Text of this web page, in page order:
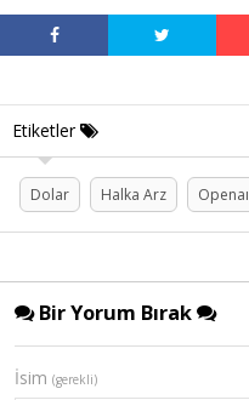
Etiketler
Dolar Halka Arz Openaı
Bir Yorum Bırak
İsim (gerekli)